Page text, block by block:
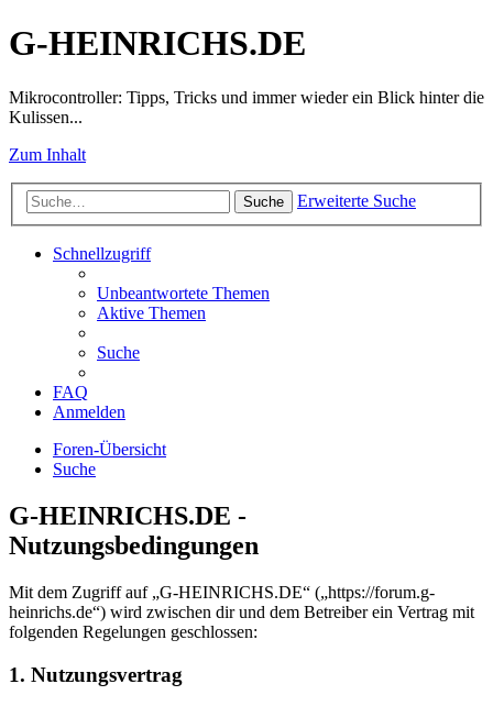
G-HEINRICHS.DE
Mikrocontroller: Tipps, Tricks und immer wieder ein Blick hinter die
Kulissen...
Zum Inhalt
Suche Erweiterte Suche
Schnellzugriff
Unbeantwortete Themen
Aktive Themen
Suche
FAQ
Anmelden
Foren-Übersicht
Suche
G-HEINRICHS.DE -
Nutzungsbedingungen
Mit dem Zugriff auf „G-HEINRICHS.DE“ („https://forum.g-
heinrichs.de“) wird zwischen dir und dem Betreiber ein Vertrag mit
folgenden Regelungen geschlossen:
1. Nutzungsvertrag